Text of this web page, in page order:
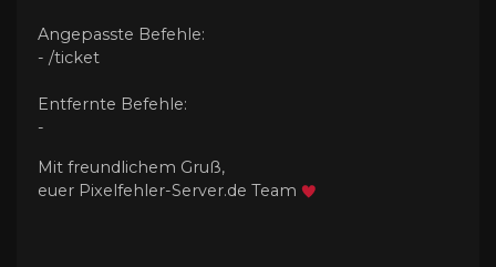
Angepasste Befehle:
- /ticket
Entfernte Befehle:
-
Mit freundlichem Gruß,
euer Pixelfehler-Server.de Team